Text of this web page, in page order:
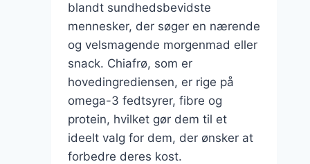
blandt sundhedsbevidste
mennesker, der søger en nærende
og velsmagende morgenmad eller
snack. Chiafrø, som er
hovedingrediensen, er rige på
omega-3 fedtsyrer, fibre og
protein, hvilket gør dem til et
ideelt valg for dem, der ønsker at
forbedre deres kost.